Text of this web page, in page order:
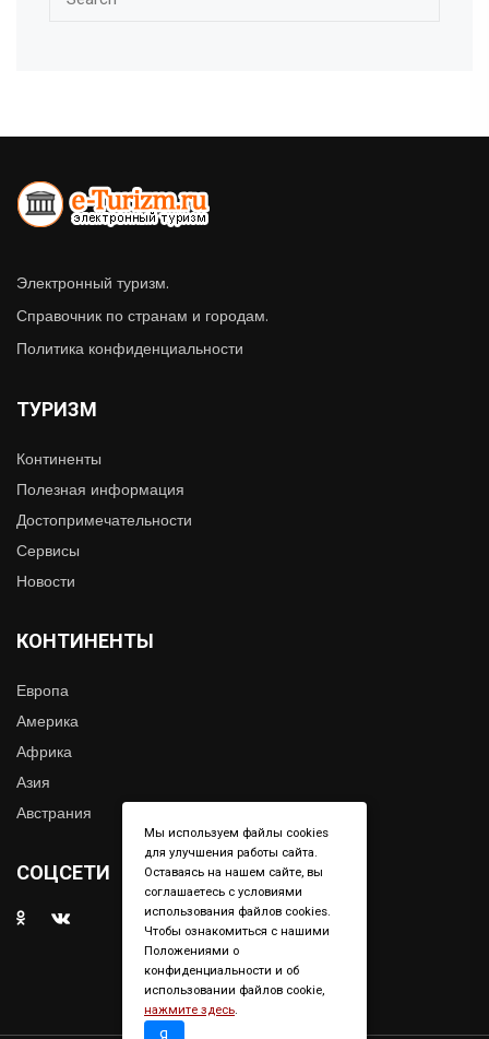
Электронный туризм.
Справочник по странам и городам.
Политика конфиденциальности
ТУРИЗМ
Континенты
Полезная информация
Достопримечательности
Сервисы
Новости
КОНТИНЕНТЫ
Европа
Америка
Африка
Азия
Австрания
СОЦСЕТИ
Мы используем файлы cookies
для улучшения работы сайта.
Оставаясь на нашем сайте, вы
соглашаетесь с условиями
использования файлов cookies.
Чтобы ознакомиться с нашими
Положениями о
конфиденциальности и об
использовании файлов cookie,
нажмите здесь.